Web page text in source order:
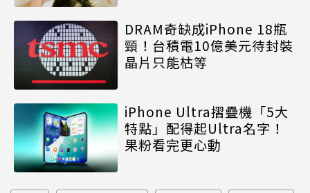
DRAM奇缺成iPhone 18瓶
頸！台積電10億美元待封裝
晶片只能枯等
iPhone Ultra摺疊機「5大
特點」配得起Ultra名字！
果粉看完更心動